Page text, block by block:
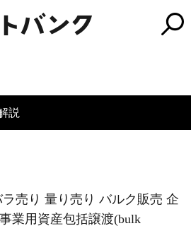
説
売り 量り売り バルク販売 企
業用資産包括譲渡(bulk